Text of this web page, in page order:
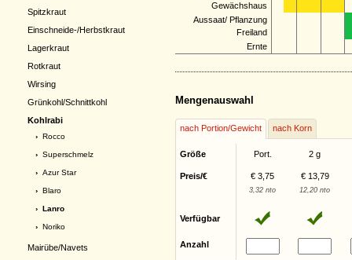
Spitzkraut
Einschneide-/Herbstkraut
Lagerkraut
Rotkraut
Wirsing
Grünkohl/Schnittkohl
Kohlrabi
› Rocco
› Superschmelz
› Azur Star
› Blaro
› Lanro
› Noriko
Mairübe/Navets
Gewächshaus
Aussaat/ Pflanzung
Freiland
Ernte
Mengenauswahl
nach Portion/Gewicht nach Korn
Größe Port. 2 g
Preis/€ € 3,75 € 13,79
3,32 nto 12,20 nto
Verfügbar
Anzahl